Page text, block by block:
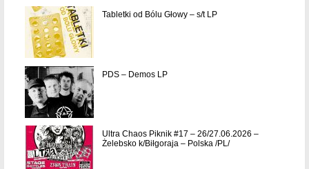
Tabletki od Bólu Głowy – s/t LP
PDS – Demos LP
Ultra Chaos Piknik #17 – 26/27.06.2026 –
Żelebsko k/Biłgoraja – Polska /PL/